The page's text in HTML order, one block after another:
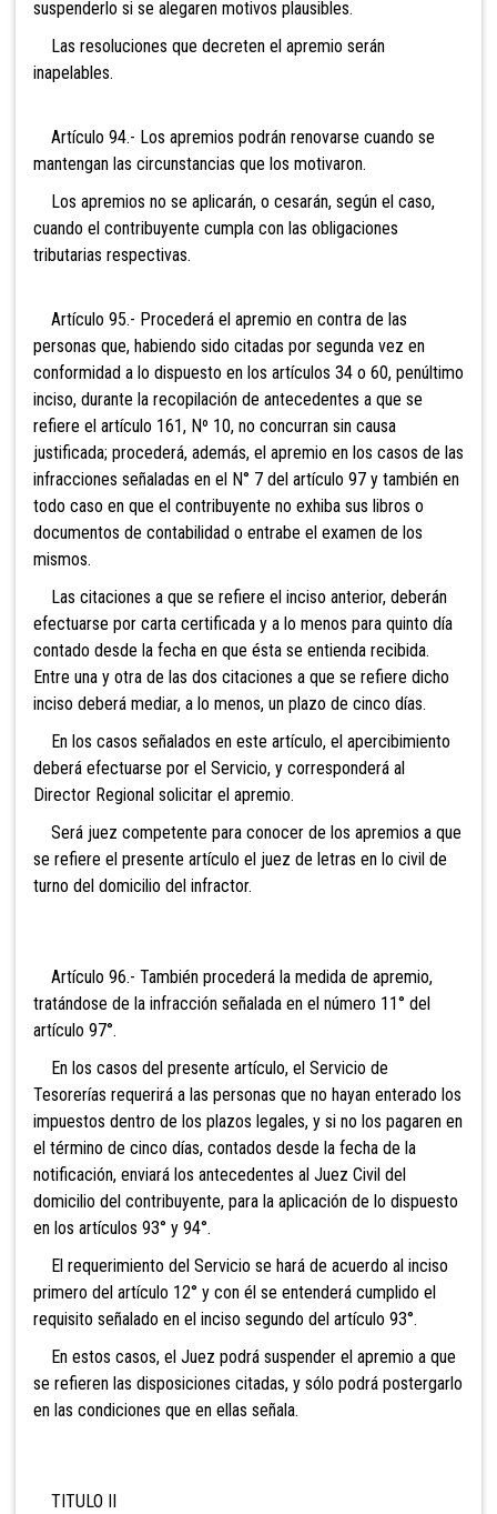
suspenderlo si se alegaren motivos plausibles.
Las resoluciones que decreten el apremio serán
inapelables.
Artículo 94.- Los apremios podrán renovarse cuando se
mantengan las circunstancias que los motivaron.
Los apremios no se aplicarán, o cesarán, según el caso,
cuando el contribuyente cumpla con las obligaciones
tributarias respectivas.
Artículo 95.- Procederá el apremio en contra de las
personas que, habiendo sido citadas por segunda vez en
conformidad a lo dispuesto en los artículos 34 o 60, penúltimo
inciso, durante la recopilación de antecedentes a que se
refiere el artículo 161, Nº 10, no concurran sin causa
justificada; procederá, además, el apremio en los casos de las
infracciones señaladas en el N° 7 del artículo 97 y también en
todo caso en que el contribuyente no exhiba sus libros o
documentos de contabilidad o entrabe el examen de los
mismos.
Las citaciones a que se refiere el inciso anterior, deberán
efectuarse por carta certificada y a lo menos para quinto día
contado desde la fecha en que ésta se entienda recibida.
Entre una y otra de las dos citaciones a que se refiere dicho
inciso deberá mediar, a lo menos, un plazo de cinco días.
En los casos señalados en este artículo, el apercibimiento
deberá efectuarse por el Servicio, y corresponderá al
Director Regional solicitar el apremio.
Será juez competente para conocer de los apremios a que
se refiere el presente artículo el juez de letras en lo civil de
turno del domicilio del infractor.
Artículo 96.- También procederá la medida de apremio,
tratándose de la infracción señalada en el número 11° del
artículo 97°.
En los casos del presente artículo, el Servicio de
Tesorerías requerirá a las personas que no hayan enterado los
impuestos dentro de los plazos legales, y si no los pagaren en
el término de cinco días, contados desde la fecha de la
notificación, enviará los antecedentes al Juez Civil del
domicilio del contribuyente, para la aplicación de lo dispuesto
en los artículos 93° y 94°.
El requerimiento del Servicio se hará de acuerdo al inciso
primero del artículo 12° y con él se entenderá cumplido el
requisito señalado en el inciso segundo del artículo 93°.
En estos casos, el Juez podrá suspender el apremio a que
se refieren las disposiciones citadas, y sólo podrá postergarlo
en las condiciones que en ellas señala.
TITULO II